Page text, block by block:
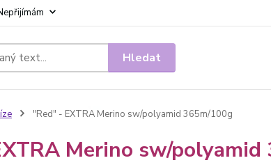
Hledat
"Red" - EXTRA Merino sw/polyamid 365m/100g
Merino sw/polyamid